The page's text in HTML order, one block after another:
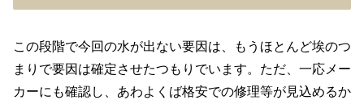
この段階で今回の水が出ない要因は、もうほとんど埃のつ
まりで要因は確定させたつもりでいます。ただ、一応メー
カーにも確認し、あわよくば格安での修理等が見込めるか